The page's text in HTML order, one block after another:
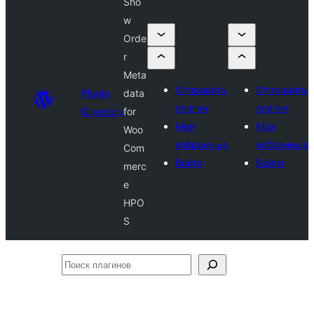
Plugin
Directory
w
Orde
r
Meta
data
for
Woo
Com
merc
e
HPO
S
Отправить
плагин
Мои
избранные
Войти
Отправить
плагин
Мои
избранные
Войти
Поиск